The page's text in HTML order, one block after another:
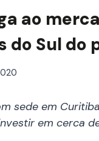
ao
do Sul do
sede em
em cerca